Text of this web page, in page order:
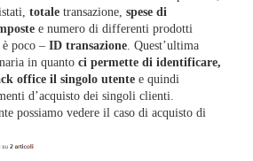
totale transazione, spese di
e numero di differenti prodotti
è poco – ID transazione . Quest’ultima
in quanto ci permette di identificare,
office il singolo utente e quindi
d’acquisto dei singoli clienti.
possiamo vedere il caso di acquisto di